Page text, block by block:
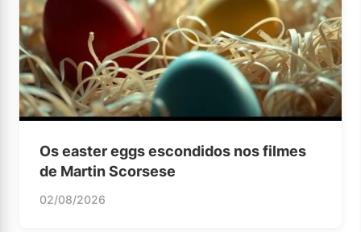
Os easter eggs escondidos nos filmes
de Martin Scorsese
02/08/2026